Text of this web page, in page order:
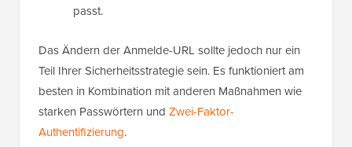
passt.
Das Ändern der Anmelde-URL sollte jedoch nur ein
Teil Ihrer Sicherheitsstrategie sein. Es funktioniert am
besten in Kombination mit anderen Maßnahmen wie
starken Passwörtern und Zwei-Faktor-
Authentifizierung.